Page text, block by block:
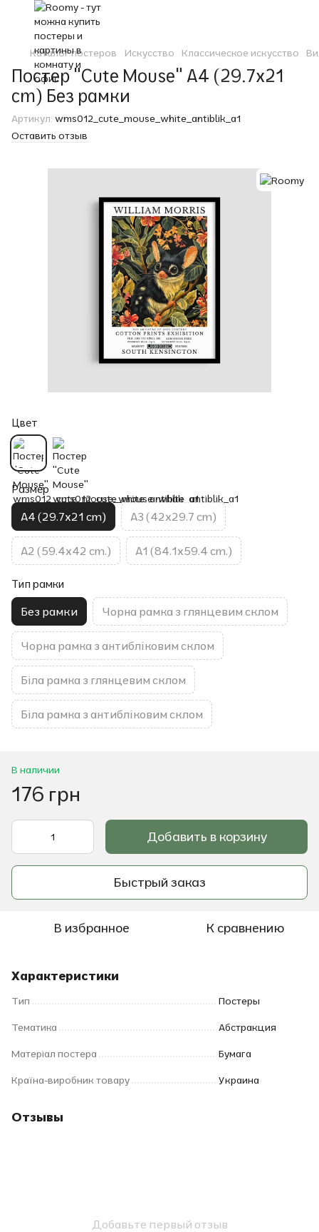
Каталог постеров Искусство Классическое искусство
Постер "Cute Mouse" A4 (29.7x21
cm) Без рамки
Артикул: wms012_cute_mouse_white_antiblik_a1
Оставить отзыв
Цвет
Размер
A4 (29.7x21 cm) A3 (42x29.7 cm)
A2 (59.4x42 cm.) A1 (84.1x59.4 cm.)
Тип рамки
Без рамки Чорна рамка з глянцевим склом
Чорна рамка з антибліковим склом
Біла рамка з глянцевим склом
Біла рамка з антибліковим склом
В наличии
176 грн
Добавить в корзину
Быстрый заказ
В избранное К сравнению
Характеристики
Тип Постеры
Тематика Абстракция
Матеріал постера Бумага
Країна-виробник товару Украина
Отзывы
Добавьте первый отзыв